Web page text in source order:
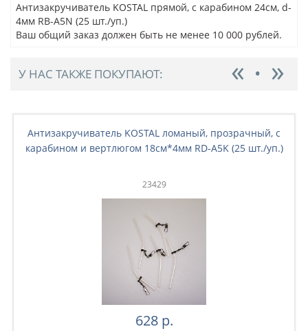
Антизакручиватель KOSTAL прямой, с карабином 24см, d-
4мм RB-A5N (25 шт./уп.)
Ваш общий заказ должен быть не менее 10 000 рублей.
У НАС ТАКЖЕ ПОКУПАЮТ:
Антизакручиватель KOSTAL ломаный, прозрачный, с
карабином и вертлюгом 18см*4мм RD-A5K (25 шт./уп.)
23429
628 р.